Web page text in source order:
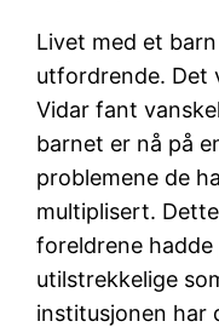
Livet med et
utfordrende. Det
Vidar fant
barnet er nå på
problemene de
multiplisert.
foreldrene
utilstrekkelige
institusjonen har